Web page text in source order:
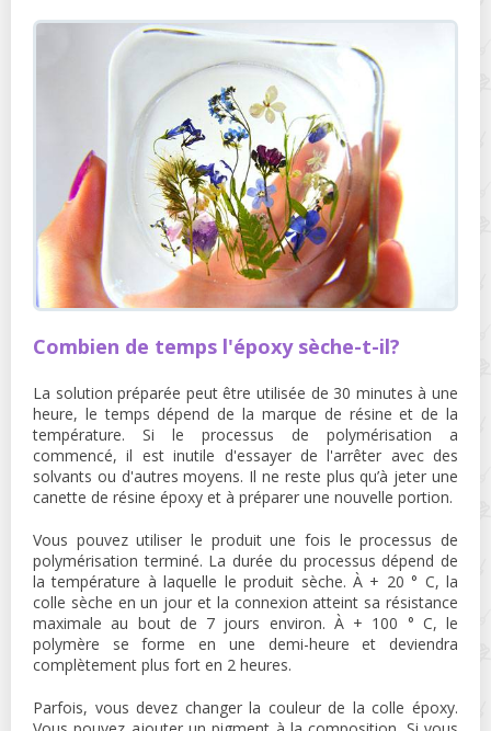
Combien de temps l'époxy sèche-t-il?
La solution préparée peut être utilisée de 30 minutes à une
heure, le temps dépend de la marque de résine et de la
température. Si le processus de polymérisation a
commencé, il est inutile d'essayer de l'arrêter avec des
solvants ou d'autres moyens. Il ne reste plus qu’à jeter une
canette de résine époxy et à préparer une nouvelle portion.
Vous pouvez utiliser le produit une fois le processus de
polymérisation terminé. La durée du processus dépend de
la température à laquelle le produit sèche. À + 20 ° C, la
colle sèche en un jour et la connexion atteint sa résistance
maximale au bout de 7 jours environ. À + 100 ° C, le
polymère se forme en une demi-heure et deviendra
complètement plus fort en 2 heures.
Parfois, vous devez changer la couleur de la colle époxy.